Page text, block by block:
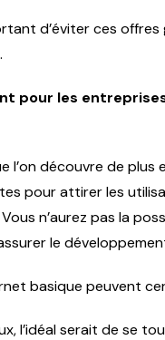
d’éviter ces
pour les
l’on découvre de plus
pour attirer les
n’aurez pas la
le
basique peuvent
l’idéal serait de se